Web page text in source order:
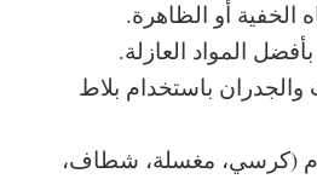
الخفية أو الظاهرة.
المواد العازلة.
والجدران باستخدام بلاط
(كرسي، مغسلة، شطاف،